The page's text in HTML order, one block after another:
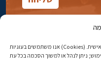
אנו משתמשים בעוגיות (Cookies) לצורך הפעלת האתר, ניתוח ושיווק מותאם אישית.
14rue Ibn